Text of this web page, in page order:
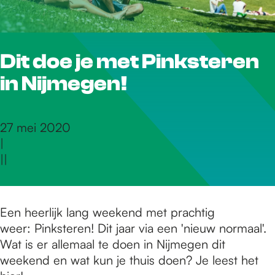
r
d
e
o
m
Dit doe je met Pinksteren
in Nijmegen!
27 mei 2020
|
||
Een heerlijk lang weekend met prachtig
weer: Pinksteren! Dit jaar via een 'nieuw normaal'.
Wat is er allemaal te doen in Nijmegen dit
weekend en wat kun je thuis doen? Je leest het